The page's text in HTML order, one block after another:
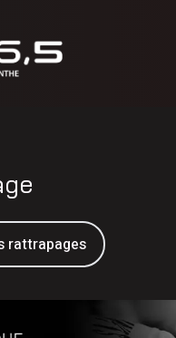
rattrapages